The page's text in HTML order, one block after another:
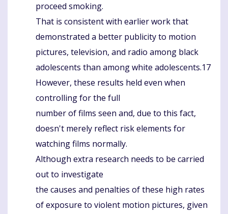
proceed smoking.
That is consistent with earlier work that
demonstrated a better publicity to motion
pictures, television, and radio among black
adolescents than among white adolescents.17
However, these results held even when
controlling for the full
number of films seen and, due to this fact,
doesn't merely reflect risk elements for
watching films normally.
Although extra research needs to be carried
out to investigate
the causes and penalties of these high rates
of exposure to violent motion pictures, given